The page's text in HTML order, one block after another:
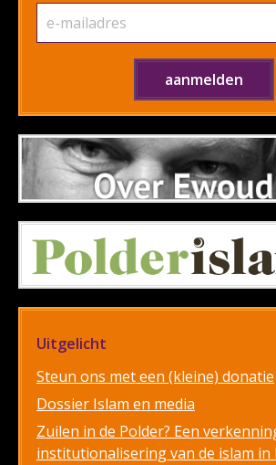
Uitgelicht
Steun ons met een (kleine) donatie
Dossier Islam en media
Zuilen in de Polder? Een
institutionalisering van de islam in